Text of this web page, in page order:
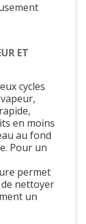
ET
cycles
en moins
au fond
Pour un
permet
nettoyer
un